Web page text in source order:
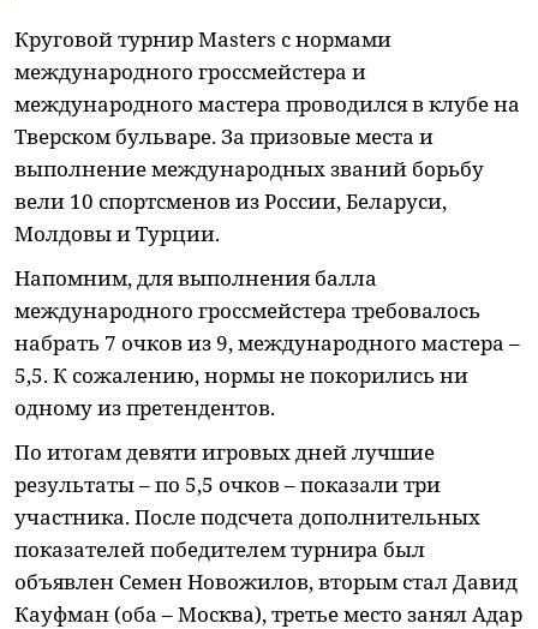
Круговой турнир Masters с нормами
международного гроссмейстера и
международного мастера проводился в клубе на
Тверском бульваре. За призовые места и
выполнение международных званий борьбу
вели 10 спортсменов из России, Беларуси,
Молдовы и Турции.
Напомним, для выполнения балла
международного гроссмейстера требовалось
набрать 7 очков из 9, международного мастера –
5,5. К сожалению, нормы не покорились ни
одному из претендентов.
По итогам девяти игровых дней лучшие
результаты – по 5,5 очков – показали три
участника. После подсчета дополнительных
показателей победителем турнира был
объявлен Семен Новожилов, вторым стал Давид
Кауфман (оба – Москва), третье место занял Адар